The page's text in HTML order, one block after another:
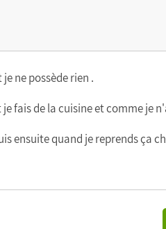
ne possède rien .
fais de la cuisine et comme je
ensuite quand je reprends ça